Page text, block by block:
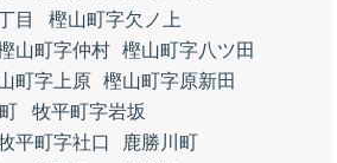
目
樫山町字欠ノ上
山町字仲村 樫山町字八ツ田
町字上原 樫山町字原新田
牧平町字岩坂
平町字社口
鹿勝川町